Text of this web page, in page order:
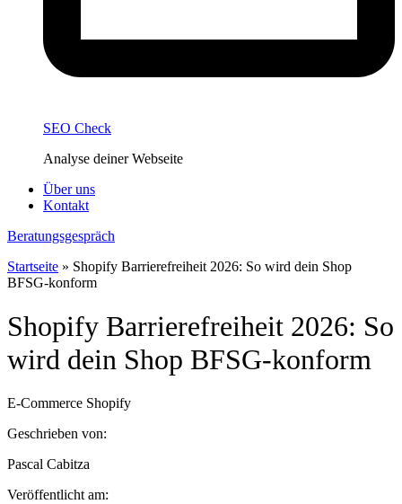
SEO Check
Analyse deiner Webseite
Über uns
Kontakt
Beratungsgespräch
Startseite » Shopify Barrierefreiheit 2026: So wird dein Shop
BFSG-konform
Shopify Barrierefreiheit 2026: So
wird dein Shop BFSG-konform
E-Commerce Shopify
Geschrieben von:
Pascal Cabitza
Veröffentlicht am: